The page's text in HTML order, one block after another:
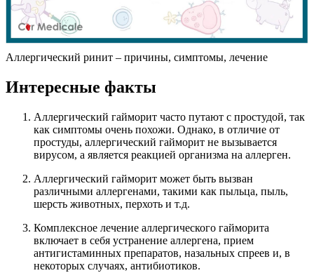
Аллергический ринит – причины, симптомы, лечение
Интересные факты
Аллергический гайморит часто путают с простудой, так
как симптомы очень похожи. Однако, в отличие от
простуды, аллергический гайморит не вызывается
вирусом, а является реакцией организма на аллерген.
Аллергический гайморит может быть вызван
различными аллергенами, такими как пыльца, пыль,
шерсть животных, перхоть и т.д.
Комплексное лечение аллергического гайморита
включает в себя устранение аллергена, прием
антигистаминных препаратов, назальных спреев и, в
некоторых случаях, антибиотиков.